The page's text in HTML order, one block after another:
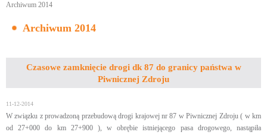
Archiwum 2014
Archiwum 2014
Czasowe zamknięcie drogi dk 87 do granicy państwa w
Piwnicznej Zdroju
11-12-2014
W związku z prowadzoną przebudową drogi krajowej nr 87 w Piwnicznej Zdroju ( w km
od 27+000 do km 27+900 ), w obrębie istniejącego pasa drogowego, nastąpiła